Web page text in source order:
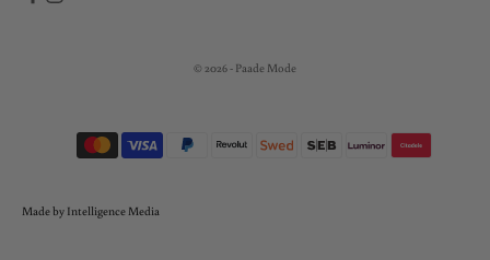
© 2026 - Paade Mode
Made by Intelligence Media